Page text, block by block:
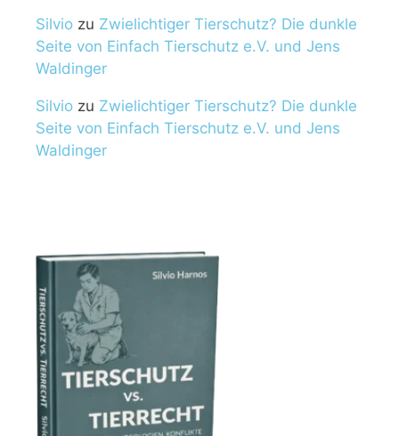
Silvio zu Zwielichtiger Tierschutz? Die dunkle
Seite von Einfach Tierschutz e.V. und Jens
Waldinger
Silvio zu Zwielichtiger Tierschutz? Die dunkle
Seite von Einfach Tierschutz e.V. und Jens
Waldinger